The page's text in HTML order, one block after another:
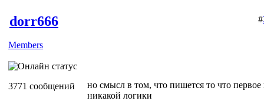
dorr666
Members
3771 сообщений
#
но смысл в том, что пишется то что
никакой логики